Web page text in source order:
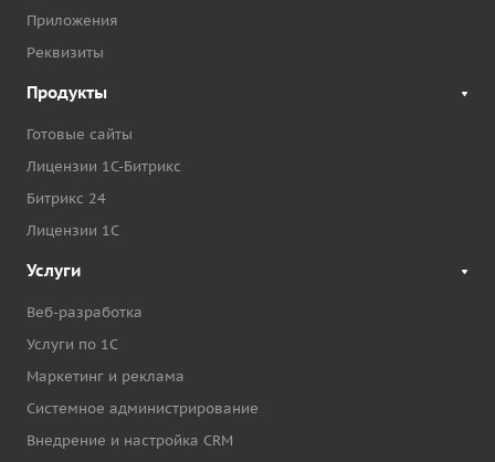
Приложения
Реквизиты
Продукты
Готовые сайты
Лицензии 1С-Битрикс
Битрикс 24
Лицензии 1С
Услуги
Веб-разработка
Услуги по 1С
Маркетинг и реклама
Системное администрирование
Внедрение и настройка CRM